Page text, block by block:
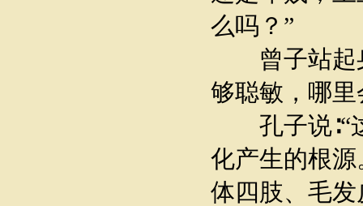
么吗？”
曾子站起身
够聪敏，哪里
孔子说∶“这
化产生的根
体四肢、毛